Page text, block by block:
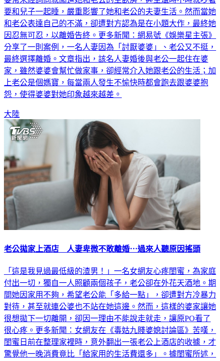
要和兒子一起睡，嚴重影響了她和老公的夫妻生活。然而當她
和老公表達自己的不滿，卻遭對方認為是在小題大作，最終她
因忍無可忍，以離婚告終。更多新聞：網易號《娛樂星主張》
分享了一則案例，一名人妻因為「討厭婆婆」、老公又不挺，
最終選擇離婚。文章指出，該名人妻婚後與老公一起住在婆
家，雖然婆婆會幫忙做家事，卻經常介入她跟老公的生活；加
上老公是個媽寶，每當兩人發生不愉快時都會跑去跟婆婆抱
怨，使得婆婆對她印象越來越差。
大陸
老公拋家上酒店 人妻卑微不敢離婚⋯過來人聽原因搖頭
「這是我見過最低級的渣男！」一名女網友心疼閨蜜，為家庭
付出一切，獨自一人照顧兩個孩子，老公卻在外花天酒地。期
間她因家用不夠，希望老公能「多給一點」，卻遭對方冷暴力
對待，甚至就連公婆也不站在她這邊。然而，這樣的婆家讓她
很想拋下一切離開，卻因一理由不能說走就走，讓原PO看了
很心疼。更多新聞：女網友在《毒姑九賤婆媳討論區》苦嘆，
閨蜜日前在整理家裡時，意外翻出一張老公上酒店的收據，才
驚覺他一晚消費竟比「給家用的生活費還多」。據閨蜜所述，